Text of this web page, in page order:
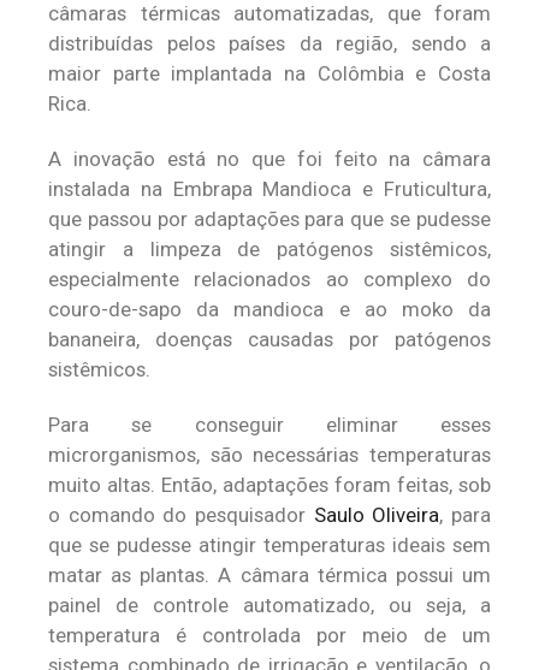
câmaras térmicas automatizadas, que foram
distribuídas pelos países da região, sendo a
maior parte implantada na Colômbia e Costa
Rica.
A inovação está no que foi feito na câmara
instalada na Embrapa Mandioca e Fruticultura,
que passou por adaptações para que se pudesse
atingir a limpeza de patógenos sistêmicos,
especialmente relacionados ao complexo do
couro-de-sapo da mandioca e ao moko da
bananeira, doenças causadas por patógenos
sistêmicos.
Para se conseguir eliminar esses
microrganismos, são necessárias temperaturas
muito altas. Então, adaptações foram feitas, sob
o comando do pesquisador Saulo Oliveira, para
que se pudesse atingir temperaturas ideais sem
matar as plantas. A câmara térmica possui um
painel de controle automatizado, ou seja, a
temperatura é controlada por meio de um
sistema combinado de irrigação e ventilação, o